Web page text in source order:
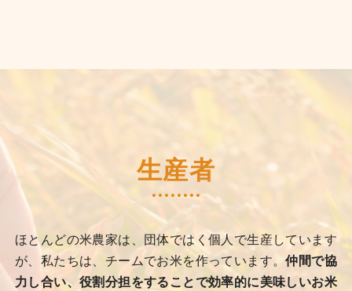
生産者
ほとんどの米農家は、団体ではく個人で生産しています
が、私たちは、チームでお米を作っています。仲間で協
力し合い、役割分担をすることで効率的に美味しいお米